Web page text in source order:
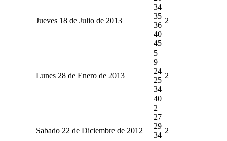
Jueves 18 de Julio de 2013
34
35
36
40
45
2
Lunes 28 de Enero de 2013
5
9
24
25
34
40
2
Sabado 22 de Diciembre de 2012
2
27
29
34
2